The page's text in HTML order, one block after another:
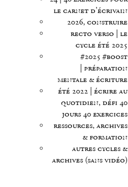
le carnet d’écrivain
2026, construire
recto verso | le
cycle été 2025
#2025 #boost
| préparation
mentale & écriture
été 2022 | écrire au
quotidien, défi 40
jours 40 exercices
ressources, archives
& formation
autres cycles &
archives (sans vidéo)